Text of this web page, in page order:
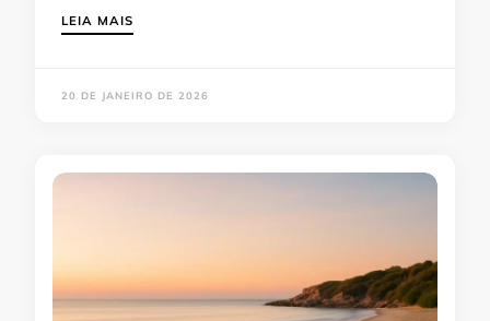
LEIA MAIS
20 DE JANEIRO DE 2026